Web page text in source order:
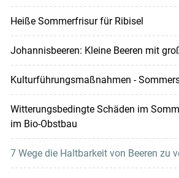
Heiße Sommerfrisur für Ribisel
Johannisbeeren: Kleine Beeren mit
Kulturführungsmaßnahmen -
Witterungsbedingte Schäden im
im Bio-Obstbau
7 Wege die Haltbarkeit von Beeren zu